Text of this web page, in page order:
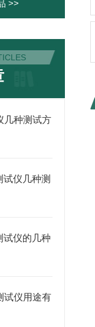
>>
几种测试方
仪几种测
试仪的几种
试仪用途有